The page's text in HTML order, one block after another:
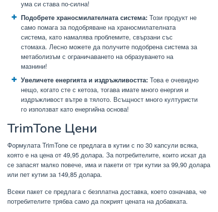
ума си става по-силна!
Подобрете храносмилателната система: Този продукт не
само помага за подобряване на храносмилателната
система, като намалява проблемите, свързани със
стомаха. Лесно можете да получите подобрена система за
метаболизъм с ограничаването на образуването на
мазнини!
Увеличете енергията и издръжливостта: Това е очевидно
нещо, когато сте с кетоза, тогава имате много енергия и
издръжливост вътре в тялото. Всъщност много културисти
го използват като енергийна основа!
TrimTone Цени
Формулата TrimTone се предлага в кутии с по 30 капсули всяка,
която е на цена от 49,95 долара. За потребителите, които искат да
се запасят малко повече, има и пакети от три кутии за 99,90 долара
или пет кутии за 149,85 долара.
Всеки пакет се предлага с безплатна доставка, което означава, че
потребителите трябва само да покрият цената на добавката.